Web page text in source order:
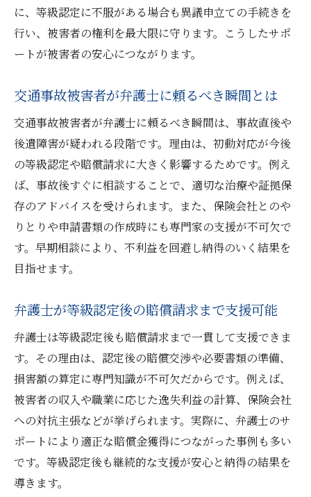
に、等級認定に不服がある場合も異議申立ての手続きを
行い、被害者の権利を最大限に守ります。こうしたサポ
ートが被害者の安心につながります。
交通事故被害者が弁護士に頼るべき瞬間とは
交通事故被害者が弁護士に頼るべき瞬間は、事故直後や
後遺障害が疑われる段階です。理由は、初動対応が今後
の等級認定や賠償請求に大きく影響するためです。例え
ば、事故後すぐに相談することで、適切な治療や証拠保
存のアドバイスを受けられます。また、保険会社とのや
りとりや申請書類の作成時にも専門家の支援が不可欠で
す。早期相談により、不利益を回避し納得のいく結果を
目指せます。
弁護士が等級認定後の賠償請求まで支援可能
弁護士は等級認定後も賠償請求まで一貫して支援できま
す。その理由は、認定後の賠償交渉や必要書類の準備、
損害額の算定に専門知識が不可欠だからです。例えば、
被害者の収入や職業に応じた逸失利益の計算、保険会社
への対抗主張などが挙げられます。実際に、弁護士のサ
ポートにより適正な賠償金獲得につながった事例も多い
です。等級認定後も継続的な支援が安心と納得の結果を
導きます。